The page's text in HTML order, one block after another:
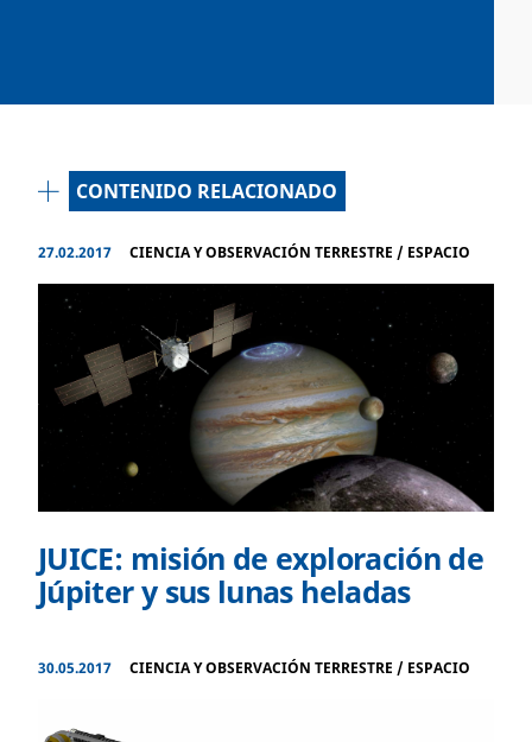
CONTENIDO RELACIONADO
27.02.2017 CIENCIA Y OBSERVACIÓN TERRESTRE / ESPACIO
JUICE: misión de exploración de
Júpiter y sus lunas heladas
30.05.2017 CIENCIA Y OBSERVACIÓN TERRESTRE / ESPACIO